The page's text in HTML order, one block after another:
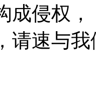
成侵权，
请速与